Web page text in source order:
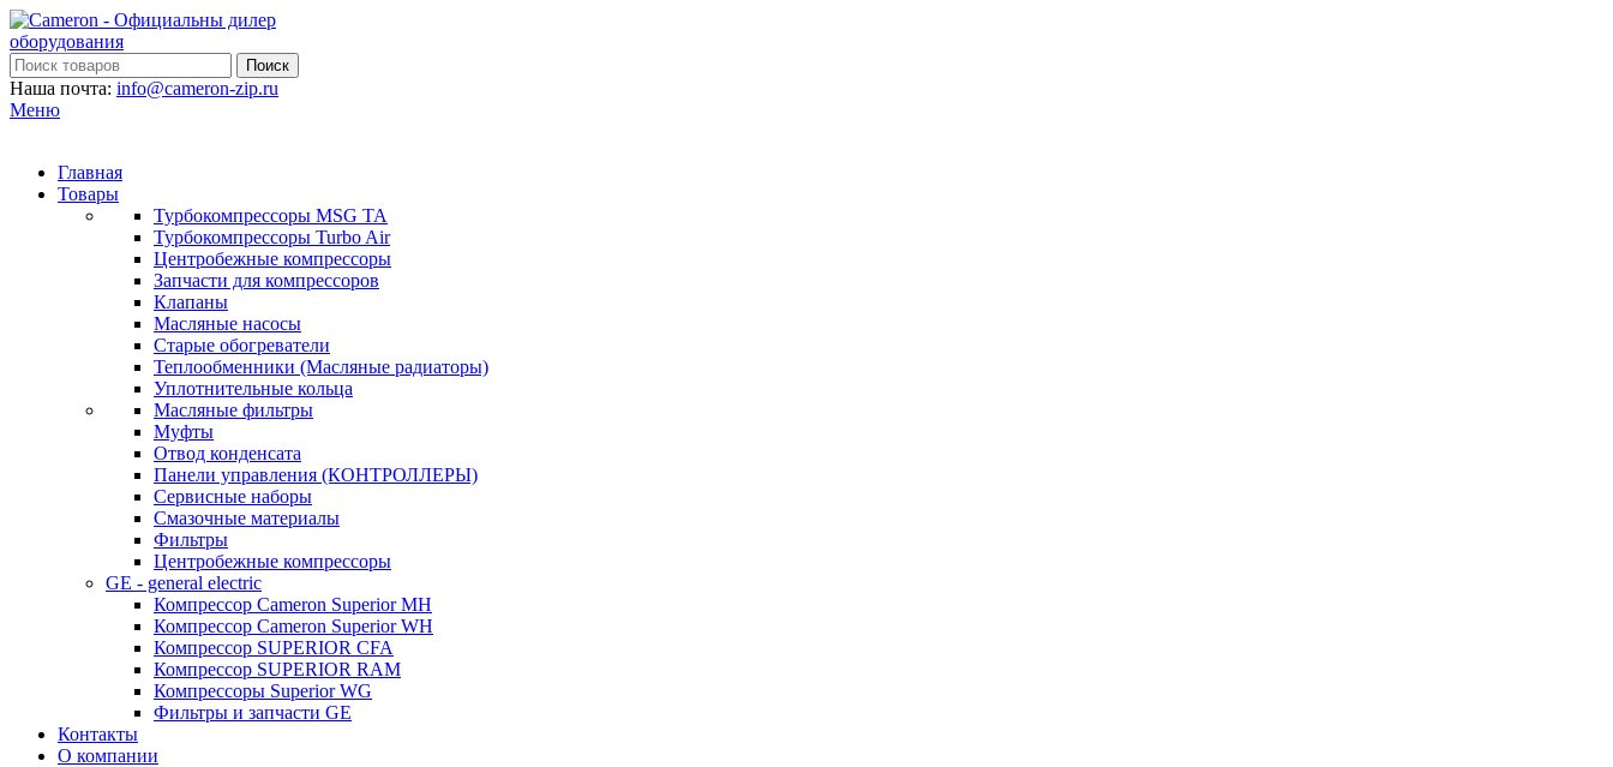
Поиск
Наша почта: info@cameron-zip.ru
Меню
Главная
Товары
Турбокомпрессоры MSG TA
Турбокомпрессоры Turbo Air
Центробежные компрессоры
Запчасти для компрессоров
Клапаны
Масляные насосы
Старые обогреватели
Теплообменники (Масляные радиаторы)
Уплотнительные кольца
Масляные фильтры
Муфты
Отвод конденсата
Панели управления (КОНТРОЛЛЕРЫ)
Сервисные наборы
Смазочные материалы
Фильтры
Центробежные компрессоры
GE - general electric
Компрессор Cameron Superior MH
Компрессор Cameron Superior WH
Компрессор SUPERIOR CFA
Компрессор SUPERIOR RAM
Компрессоры Superior WG
Фильтры и запчасти GE
Контакты
О компании